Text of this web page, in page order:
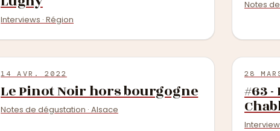
Interviews · Région
Notes
14 AVR. 2022
Le Pinot Noir hors bourgogne
Notes de dégustation · Alsace
28
#63